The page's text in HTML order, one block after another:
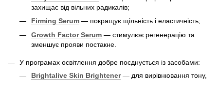
захищає від вільних радикалів;
Firming Serum — покращує щільність і еластичність;
Growth Factor Serum — стимулює регенерацію та
зменшує прояви постакне.
У програмах освітлення добре поєднується із засобами:
Brightalive Skin Brightener— для вирівнювання тону,